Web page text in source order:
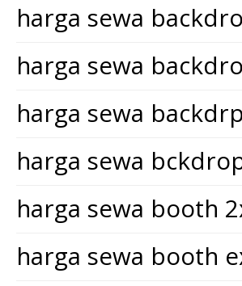
harga sewa
harga sewa
harga sewa
harga sewa
harga sewa booth
harga sewa booth